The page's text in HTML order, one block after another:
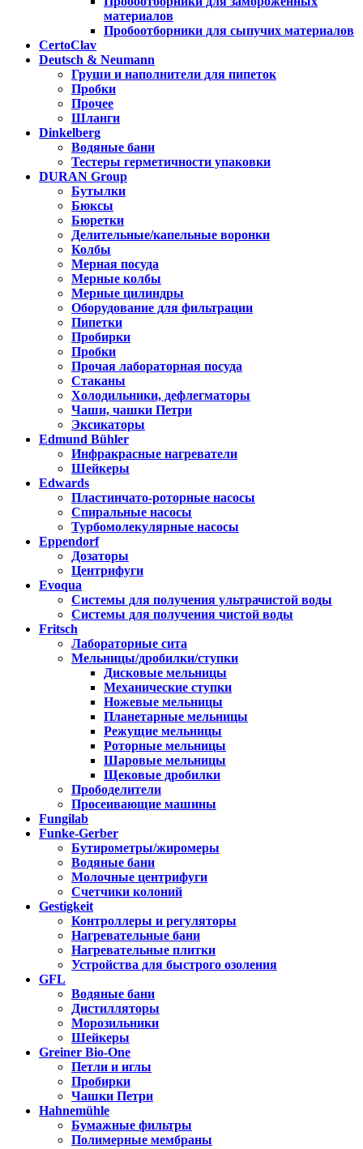
материалов
Пробоотборники для сыпучих материалов
CertoClav
Deutsch & Neumann
Груши и наполнители для пипеток
Пробки
Прочее
Шланги
Dinkelberg
Водяные бани
Тестеры герметичности упаковки
DURAN Group
Бутылки
Бюксы
Бюретки
Делительные/капельные воронки
Колбы
Мерная посуда
Мерные колбы
Мерные цилиндры
Оборудование для фильтрации
Пипетки
Пробирки
Пробки
Прочая лабораторная посуда
Стаканы
Холодильники, дефлегматоры
Чаши, чашки Петри
Эксикаторы
Edmund Bühler
Инфракрасные нагреватели
Шейкеры
Edwards
Пластинчато-роторные насосы
Спиральные насосы
Турбомолекулярные насосы
Eppendorf
Дозаторы
Центрифуги
Evoqua
Системы для получения ультрачистой воды
Системы для получения чистой воды
Fritsch
Лабораторные сита
Мельницы/дробилки/ступки
Дисковые мельницы
Механические ступки
Ножевые мельницы
Планетарные мельницы
Режущие мельницы
Роторные мельницы
Шаровые мельницы
Щековые дробилки
Прободелители
Просеивающие машины
Fungilab
Funke-Gerber
Бутирометры/жиромеры
Водяные бани
Молочные центрифуги
Счетчики колоний
Gestigkeit
Контроллеры и регуляторы
Нагревательные бани
Нагревательные плитки
Устройства для быстрого озоления
GFL
Водяные бани
Дистилляторы
Морозильники
Шейкеры
Greiner Bio-One
Петли и иглы
Пробирки
Чашки Петри
Hahnemühle
Бумажные фильтры
Полимерные мембраны